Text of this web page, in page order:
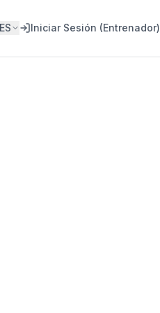
ES Iniciar Sesión (Entrenador)